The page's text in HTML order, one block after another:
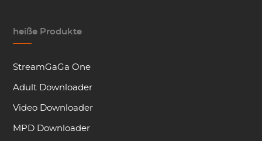
heiße Produkte
StreamGaGa One
Adult Downloader
Video Downloader
MPD Downloader